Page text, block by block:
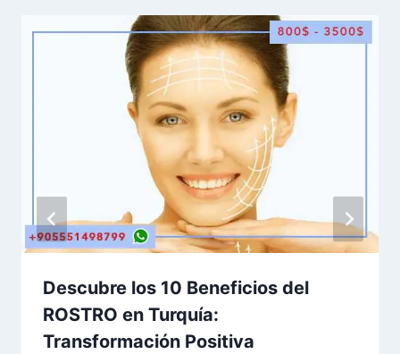
Descubre los 10 Beneficios del
ROSTRO en Turquía:
Transformación Positiva